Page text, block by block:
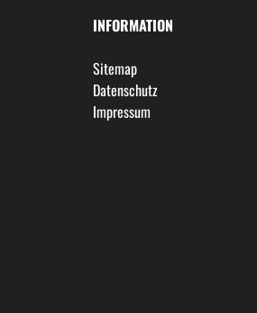
INFORMATION
Sitemap
Datenschutz
Impressum